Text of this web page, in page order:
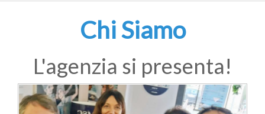
Chi Siamo
L'agenzia si presenta!